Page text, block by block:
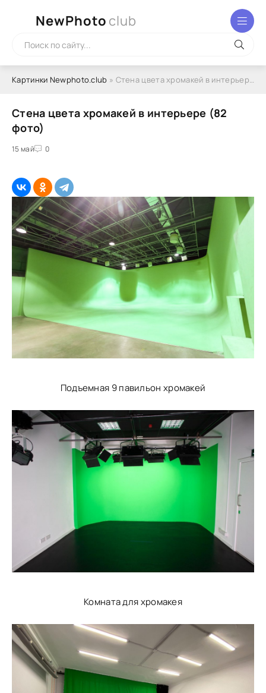
NewPhoto club
Картинки Newphoto.club » Стена цвета хромакей в интерьере (82 фото)
Стена цвета хромакей в интерьере (82
фото)
15 май 0
Подъемная 9 павильон хромакей
Комната для хромакея